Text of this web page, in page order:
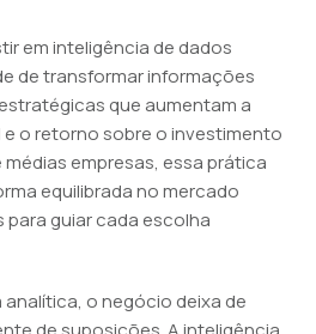
em inteligência de dados
de transformar informações
que aumentam a
o retorno sobre o investimento
médias empresas, essa prática
equilibrada no mercado
guiar cada escolha
o negócio deixa de